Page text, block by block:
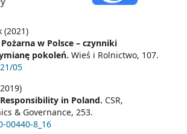
(2021)
w Polsce – czynniki
pokoleń. Wieś i Rolnictwo, 107.
05
in Poland. CSR,
& Governance, 253.
00440-8_16